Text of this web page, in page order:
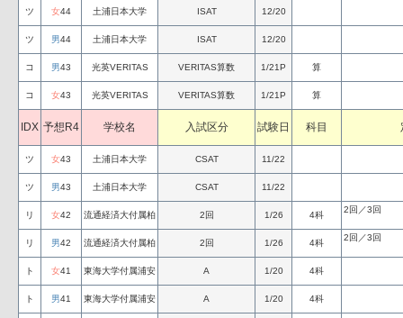
ツ 女44 土浦日本大学 ISAT 12/20
ツ 男44 土浦日本大学 ISAT 12/20
コ 男43 光英VERITAS VERITAS算数 1/21P 算
コ 女43 光英VERITAS VERITAS算数 1/21P 算
IDX 予想R4 学校名 入試区分 試験日 科目
ツ 女43 土浦日本大学 CSAT 11/22
ツ 男43 土浦日本大学 CSAT 11/22
リ 女42 流通経済大付属柏 2回 1/26 4科
2回／3回
リ 男42 流通経済大付属柏 2回 1/26 4科
2回／3回
ト 女41 東海大学付属浦安 A 1/20 4科
ト 男41 東海大学付属浦安 A 1/20 4科